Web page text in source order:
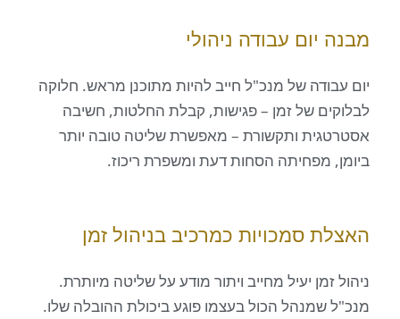
יום עבודה ניהולי
של מנכ"ל חייב להיות מתוכנן מראש. חלוקה
של זמן – פגישות, קבלת החלטות, חשיבה
ותקשורת – מאפשרת שליטה טובה יותר
מפחיתה הסחות דעת ומשפרת ריכוז.
סמכויות כמרכיב בניהול זמן
זמן יעיל מחייב ויתור מודע על שליטה מיותרת.
שמנהל הכול בעצמו פוגע ביכולת ההובלה שלו.